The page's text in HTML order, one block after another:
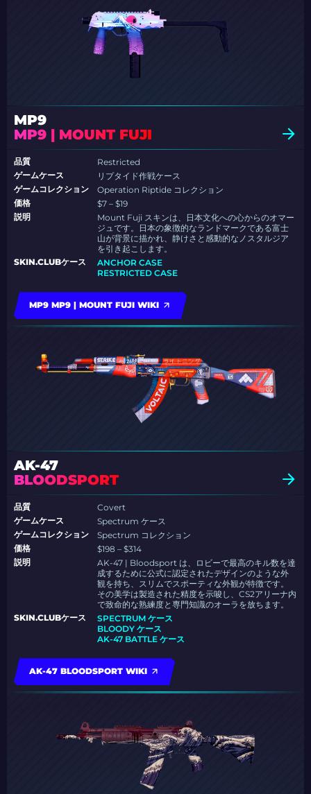
MP9
MP9 | MOUNT FUJI
品質
Restricted
ゲームケース
リプタイド作戦ケース
ゲームコレクション
Operation Riptide コレクション
価格
$7 – $19
説明
Mount Fuji スキンは、日本文化への心からのオマー
ジュです。日本の象徴的なランドマークである富士
山が背景に描かれ、静けさと感動的なノスタルジア
を引き起こします。
SKIN.CLUBケース
ANCHOR CASE
RESTRICTED CASE
MP9 MP9 | MOUNT FUJI WIKI
AK-47
BLOODSPORT
品質
Covert
ゲームケース
Spectrum ケース
ゲームコレクション
Spectrum コレクション
価格
$198 – $314
説明
AK-47 | Bloodsport は、ロビーで最高のキル数を達
成するために公式に認定されたデザインのような外
観を持ち、スリムでスポーティな外観が特徴です。
その美学は製造された精度を示唆し、CS2アリーナ内
で致命的な熟練度と専門知識のオーラを放ちます。
SKIN.CLUBケース
SPECTRUM ケース
BLOODY ケース
AK-47 BATTLE ケース
AK-47 BLOODSPORT WIKI